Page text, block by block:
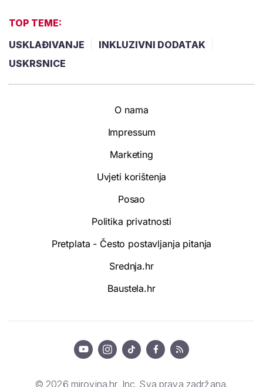
TOP TEME:
USKLAĐIVANJE
INKLUZIVNI DODATAK
USKRSNICE
O nama
Impressum
Marketing
Uvjeti korištenja
Posao
Politika privatnosti
Pretplata - Često postavljanja pitanja
Srednja.hr
Baustela.hr
© 2026 mirovina.hr, Inc. Sva prava zadržana.